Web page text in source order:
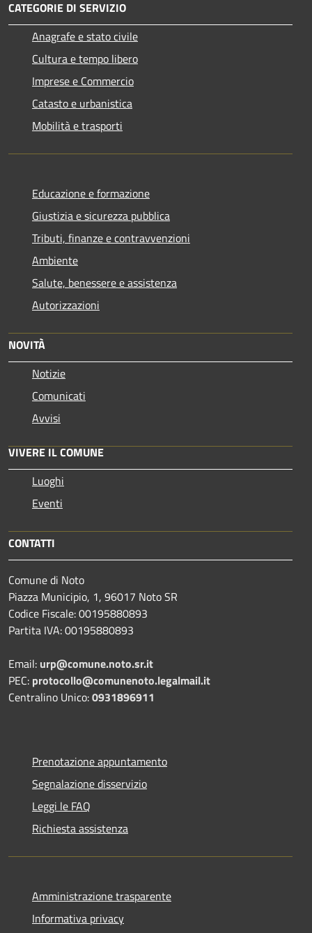
CATEGORIE DI SERVIZIO
Anagrafe e stato civile
Cultura e tempo libero
Imprese e Commercio
Catasto e urbanistica
Mobilità e trasporti
Educazione e formazione
Giustizia e sicurezza pubblica
Tributi, finanze e contravvenzioni
Ambiente
Salute, benessere e assistenza
Autorizzazioni
NOVITÀ
Notizie
Comunicati
Avvisi
VIVERE IL COMUNE
Luoghi
Eventi
CONTATTI
Comune di Noto
Piazza Municipio, 1, 96017 Noto SR
Codice Fiscale: 00195880893
Partita IVA: 00195880893
Email: urp@comune.noto.sr.it
PEC: protocollo@comunenoto.legalmail.it
Centralino Unico:0931896911
Prenotazione appuntamento
Segnalazione disservizio
Leggi le FAQ
Richiesta assistenza
Amministrazione trasparente
Informativa privacy